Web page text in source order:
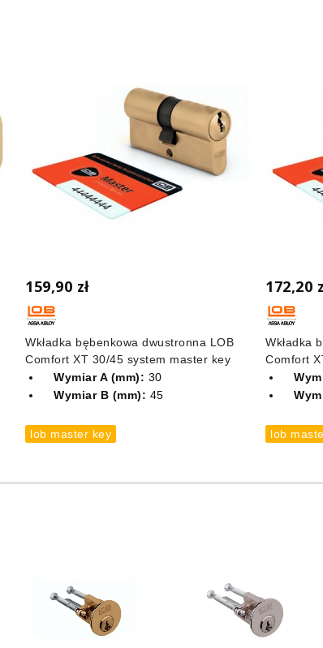
159,90 zł
Wkładka bębenkowa dwustronna LOB
Comfort XT 30/45 system master key
Wymiar A (mm): 30
Wymiar B (mm): 45
lob master key
172,20
Wkładka
Comfort
lob